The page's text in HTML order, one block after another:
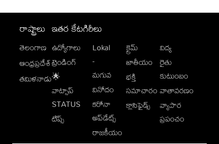
రాష్ట్రాలు
తెలంగాణ
ఆంధ్రప్రదేశ్
తమిళనాడు
ఇతర కేటగిరీలు
ఉద్యోగాలు
ట్రెండింగ్
🌟
వాట్సాప్
STATUS
టిప్స్
Lokal
-
మగువ
వినోదం
కరోనా
అప్‌డేట్స్
రాజకీయం
క్రైమ్
జాతీయం
భక్తి
సమాచారం
క్లాసిఫైడ్స్
విద్య
రైతు
కుటుంబం
వాతావరణం
వ్యాపార
ప్రపంచం